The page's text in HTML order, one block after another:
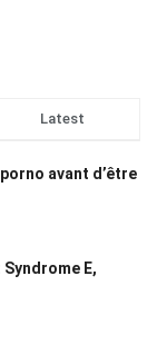
Latest
avant d’être
E,